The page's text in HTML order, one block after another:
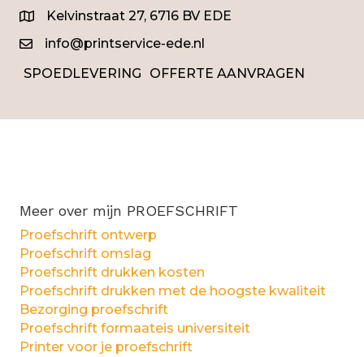
Kelvinstraat 27, 6716 BV EDE
info@printservice-ede.nl
SPOEDLEVERING
OFFERTE AANVRAGEN
Meer over mijn PROEFSCHRIFT
Proefschrift ontwerp
Proefschrift omslag
Proefschrift drukken kosten
Proefschrift drukken met de hoogste kwaliteit
Bezorging proefschrift
Proefschrift formaateis universiteit
Printer voor je proefschrift